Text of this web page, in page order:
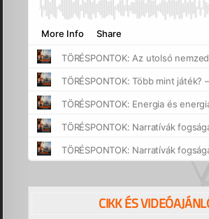
CIKK ÉS